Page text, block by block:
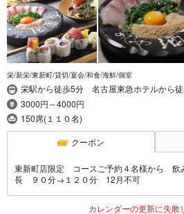
栄/新栄/東新町/貸切/宴会/和食/海鮮/個室
栄駅から徒歩5分 名古屋東急ホテルから
3000円～4000円
150席(１１０名)
クーポン
東新町店限定 コースご予約４名様から 飲
長 ９０分→１２０分 12月不可
カレンダーの更新に失敗